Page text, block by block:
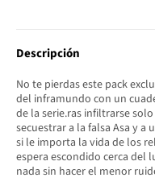
Descripción
No te pierdas este pack
del inframundo con un
de la serie.ras infiltrarse
secuestrar a la falsa Asa y a
si le importa la vida de los
espera escondido cerca del
nada sin hacer el menor